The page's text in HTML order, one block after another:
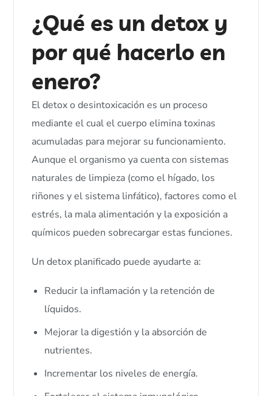
¿Qué es un detox y
por qué hacerlo en
enero?
El detox o desintoxicación es un proceso
mediante el cual el cuerpo elimina toxinas
acumuladas para mejorar su funcionamiento.
Aunque el organismo ya cuenta con sistemas
naturales de limpieza (como el hígado, los
riñones y el sistema linfático), factores como el
estrés, la mala alimentación y la exposición a
químicos pueden sobrecargar estas funciones.
Un detox planificado puede ayudarte a:
Reducir la inflamación y la retención de
líquidos.
Mejorar la digestión y la absorción de
nutrientes.
Incrementar los niveles de energía.